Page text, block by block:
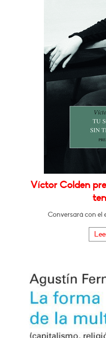
Víctor Colden
Conversará con el